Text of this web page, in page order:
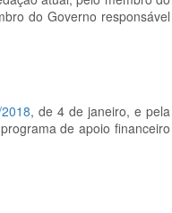
do Governo responsável
, de 4 de janeiro, e pela
de apoio financeiro